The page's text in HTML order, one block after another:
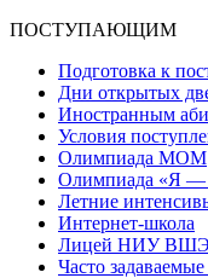
ПОСТУПАЮЩИМ
Подготовка к
Дни открытых
Иностранным
Условия
Олимпиада МОМ
Олимпиада «Я —
Летние
Интернет-школа
Лицей НИУ ВШЭ
Часто